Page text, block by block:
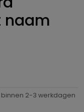
naam
2-3 werkdagen